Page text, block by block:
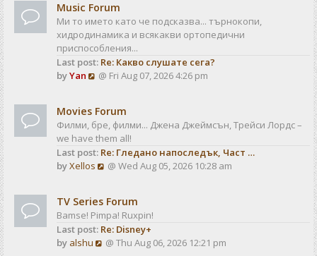
s
t
p
o
s
t
w
t
h
e
l
a
s
t
p
o
s
Music Forum
Ми то името като че подсказва... търнокопи,
хидродинамика и всякакви ортопедични
приспособления...
Last post: Re: Какво слушате сега?
byYan
V
w
t
h
e
e
s
t
p
@ Fri Aug 07, 2026 4:26 pm
Movies Forum
Филми, бре, филми... Джена Джеймсън, Трейси Лордс –
we have them all!
Last post: Re: Гледано напоследък, Част …
byXellos
V
w
t
h
e
@ Wed Aug 05, 2026 10:28 am
TV Series Forum
Bamse! Pimpa! Ruxpin!
Last post: Re: Disney+
by alshu
V@ Thu Aug 06, 2026 12:21 pm